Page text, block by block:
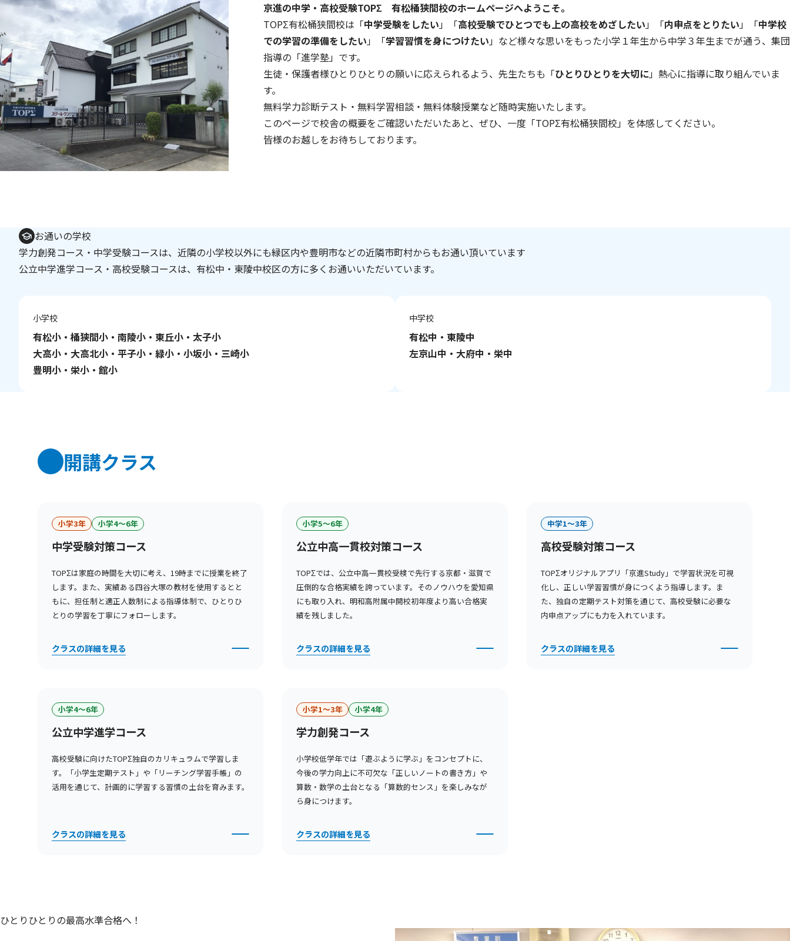
京進の中学・高校受験TOPΣ 有松桶狭間校のホームページへようこそ。
TOPΣ有松桶狭間校は「中学受験をしたい」「高校受験でひとつでも上の高校をめざしたい」「内申点をとりたい」「中学校
での学習の準備をしたい」「学習習慣を身につけたい」など様々な思いをもった小学１年生から中学３年生までが通う、集団
指導の「進学塾」です。
生徒・保護者様ひとりひとりの願いに応えられるよう、先生たちも「ひとりひとりを大切に」熱心に指導に取り組んでいま
す。
無料学力診断テスト・無料学習相談・無料体験授業など随時実施いたします。
このページで校舎の概要をご確認いただいたあと、ぜひ、一度「TOPΣ有松桶狭間校」を体感してください。
皆様のお越しをお待ちしております。
お通いの学校
学力創発コース・中学受験コースは、近隣の小学校以外にも緑区内や豊明市などの近隣市町村からもお通い頂いています
公立中学進学コース・高校受験コースは、有松中・東陵中校区の方に多くお通いいただいています。
小学校
有松小・桶狭間小・南陵小・東丘小・太子小
大高小・大高北小・平子小・緑小・小坂小・三崎小
豊明小・栄小・館小
中学校
有松中・東陵中
左京山中・大府中・栄中
開講クラス
小学3年 小学4〜6年
中学受験対策コース
TOPΣは家庭の時間を大切に考え、19時までに授業を終了
します。また、実績ある四谷大塚の教材を使用するとと
もに、担任制と適正人数制による指導体制で、ひとりひ
とりの学習を丁寧にフォローします。
クラスの詳細を見る
小学5〜6年
公立中高一貫校対策コース
TOPΣでは、公立中高一貫校受検で先行する京都・滋賀で
圧倒的な合格実績を誇っています。そのノウハウを愛知県
にも取り入れ、明和高附属中開校初年度より高い合格実
績を残しました。
クラスの詳細を見る
中学1〜3年
高校受験対策コース
TOPΣオリジナルアプリ「京進Study」で学習状況を可視
化し、正しい学習習慣が身につくよう指導します。ま
た、独自の定期テスト対策を通じて、高校受験に必要な
内申点アップにも力を入れています。
クラスの詳細を見る
小学4〜6年
公立中学進学コース
高校受験に向けたTOPΣ独自のカリキュラムで学習しま
す。「小学生定期テスト」や「リーチング学習手帳」の
活用を通じて、計画的に学習する習慣の土台を育みます。
クラスの詳細を見る
小学1〜3年 小学4年
学力創発コース
小学校低学年では「遊ぶように学ぶ」をコンセプトに、
今後の学力向上に不可欠な「正しいノートの書き方」や
算数・数学の土台となる「算数的センス」を楽しみなが
ら身につけます。
クラスの詳細を見る
ひとりひとりの最高水準合格へ！